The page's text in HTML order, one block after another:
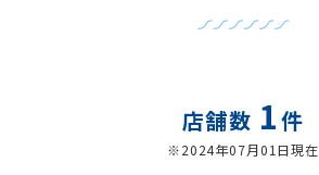
店舗数 1件
※2024年07月01日現在